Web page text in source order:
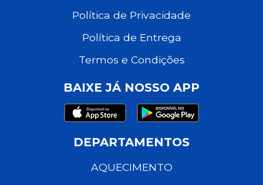
Política de Privacidade
Política de Entrega
Termos e Condições
BAIXE JÁ NOSSO APP
DEPARTAMENTOS
AQUECIMENTO